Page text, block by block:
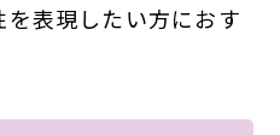
表現したい方におす